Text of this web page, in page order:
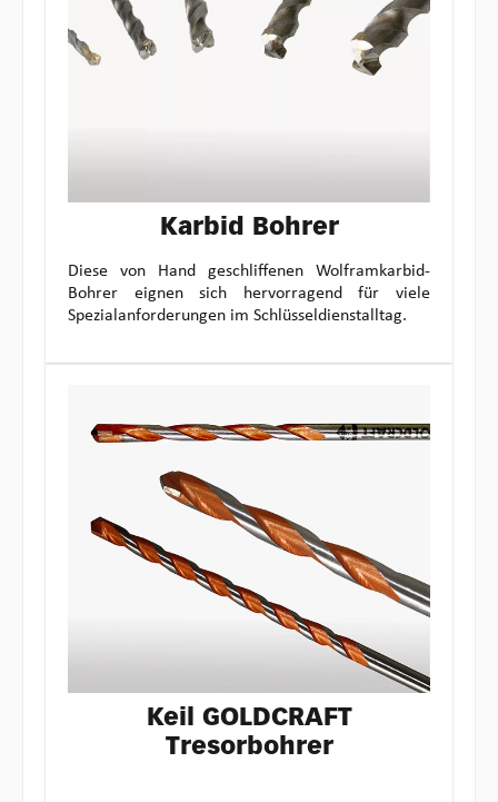
Karbid Bohrer
Diese von Hand geschliffenen Wolframkarbid-
Bohrer eignen sich hervorragend für viele
Spezialanforderungen im Schlüsseldienstalltag.
Keil GOLDCRAFT
Tresorbohrer